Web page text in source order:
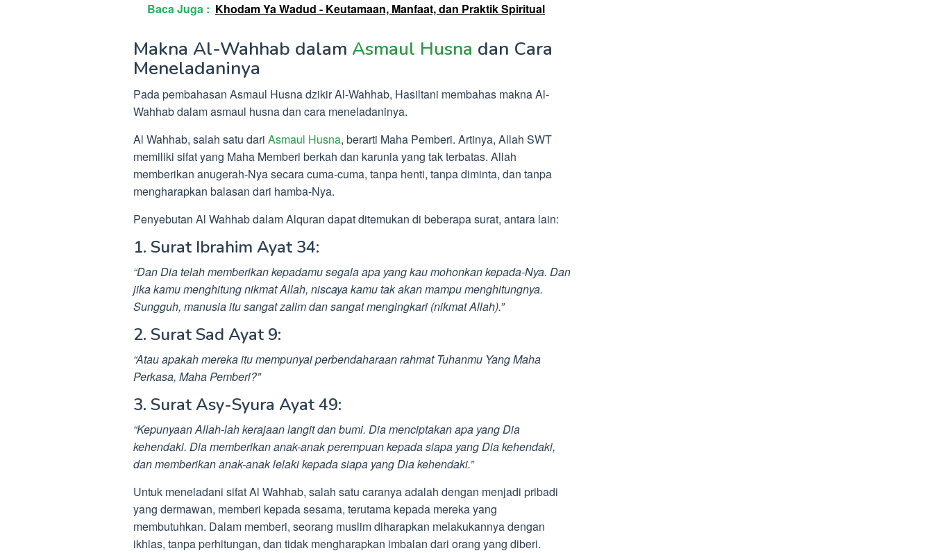
Baca Juga : Khodam Ya Wadud - Keutamaan, Manfaat, dan Praktik Spiritual
Makna Al-Wahhab dalam Asmaul Husna dan Cara
Meneladaninya
Pada pembahasan Asmaul Husna dzikir Al-Wahhab, Hasiltani membahas makna Al-
Wahhab dalam asmaul husna dan cara meneladaninya.
Al Wahhab, salah satu dari Asmaul Husna, berarti Maha Pemberi. Artinya, Allah SWT
memiliki sifat yang Maha Memberi berkah dan karunia yang tak terbatas. Allah
memberikan anugerah-Nya secara cuma-cuma, tanpa henti, tanpa diminta, dan tanpa
mengharapkan balasan dari hamba-Nya.
Penyebutan Al Wahhab dalam Alquran dapat ditemukan di beberapa surat, antara lain:
1. Surat Ibrahim Ayat 34:
“Dan Dia telah memberikan kepadamu segala apa yang kau mohonkan kepada-Nya. Dan
jika kamu menghitung nikmat Allah, niscaya kamu tak akan mampu menghitungnya.
Sungguh, manusia itu sangat zalim dan sangat mengingkari (nikmat Allah).”
2. Surat Sad Ayat 9:
“Atau apakah mereka itu mempunyai perbendaharaan rahmat Tuhanmu Yang Maha
Perkasa, Maha Pemberi?”
3. Surat Asy-Syura Ayat 49:
“Kepunyaan Allah-lah kerajaan langit dan bumi. Dia menciptakan apa yang Dia
kehendaki. Dia memberikan anak-anak perempuan kepada siapa yang Dia kehendaki,
dan memberikan anak-anak lelaki kepada siapa yang Dia kehendaki.”
Untuk meneladani sifat Al Wahhab, salah satu caranya adalah dengan menjadi pribadi
yang dermawan, memberi kepada sesama, terutama kepada mereka yang
membutuhkan. Dalam memberi, seorang muslim diharapkan melakukannya dengan
ikhlas, tanpa perhitungan, dan tidak mengharapkan imbalan dari orang yang diberi.